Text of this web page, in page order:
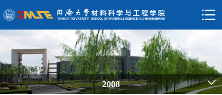
2008